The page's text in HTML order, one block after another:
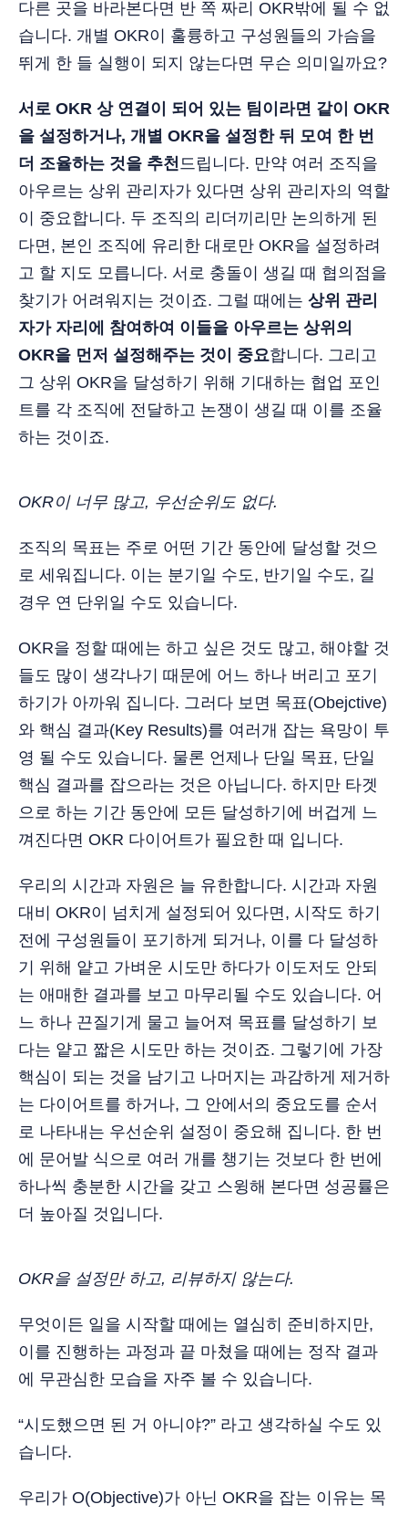
다른 곳을 바라본다면 반 쪽 짜리 OKR밖에 될 수 없
습니다. 개별 OKR이 훌륭하고 구성원들의 가슴을
뛰게 한 들 실행이 되지 않는다면 무슨 의미일까요?
서로 OKR 상 연결이 되어 있는 팀이라면 같이 OKR
을 설정하거나, 개별 OKR을 설정한 뒤 모여 한 번
더 조율하는 것을 추천드립니다. 만약 여러 조직을
아우르는 상위 관리자가 있다면 상위 관리자의 역할
이 중요합니다. 두 조직의 리더끼리만 논의하게 된
다면, 본인 조직에 유리한 대로만 OKR을 설정하려
고 할 지도 모릅니다. 서로 충돌이 생길 때 협의점을
찾기가 어려워지는 것이죠. 그럴 때에는 상위 관리
자가 자리에 참여하여 이들을 아우르는 상위의
OKR을 먼저 설정해주는 것이 중요합니다. 그리고
그 상위 OKR을 달성하기 위해 기대하는 협업 포인
트를 각 조직에 전달하고 논쟁이 생길 때 이를 조율
하는 것이죠.
OKR이 너무 많고, 우선순위도 없다.
조직의 목표는 주로 어떤 기간 동안에 달성할 것으
로 세워집니다. 이는 분기일 수도, 반기일 수도, 길
경우 연 단위일 수도 있습니다.
OKR을 정할 때에는 하고 싶은 것도 많고, 해야할 것
들도 많이 생각나기 때문에 어느 하나 버리고 포기
하기가 아까워 집니다. 그러다 보면 목표(Obejctive)
와 핵심 결과(Key Results)를 여러개 잡는 욕망이 투
영 될 수도 있습니다. 물론 언제나 단일 목표, 단일
핵심 결과를 잡으라는 것은 아닙니다. 하지만 타겟
으로 하는 기간 동안에 모든 달성하기에 버겁게 느
껴진다면 OKR 다이어트가 필요한 때 입니다.
우리의 시간과 자원은 늘 유한합니다. 시간과 자원
대비 OKR이 넘치게 설정되어 있다면, 시작도 하기
전에 구성원들이 포기하게 되거나, 이를 다 달성하
기 위해 얕고 가벼운 시도만 하다가 이도저도 안되
는 애매한 결과를 보고 마무리될 수도 있습니다. 어
느 하나 끈질기게 물고 늘어져 목표를 달성하기 보
다는 얕고 짧은 시도만 하는 것이죠. 그렇기에 가장
핵심이 되는 것을 남기고 나머지는 과감하게 제거하
는 다이어트를 하거나, 그 안에서의 중요도를 순서
로 나타내는 우선순위 설정이 중요해 집니다. 한 번
에 문어발 식으로 여러 개를 챙기는 것보다 한 번에
하나씩 충분한 시간을 갖고 스윙해 본다면 성공률은
더 높아질 것입니다.
OKR을 설정만 하고, 리뷰하지 않는다.
무엇이든 일을 시작할 때에는 열심히 준비하지만,
이를 진행하는 과정과 끝 마쳤을 때에는 정작 결과
에 무관심한 모습을 자주 볼 수 있습니다.
“시도했으면 된 거 아니야?” 라고 생각하실 수도 있
습니다.
우리가 O(Objective)가 아닌 OKR을 잡는 이유는 목